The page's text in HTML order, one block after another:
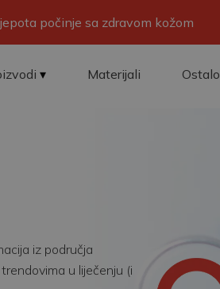
počinje sa zdravom kožom
Materijali Ostalo
iz područja
u liječenju (i